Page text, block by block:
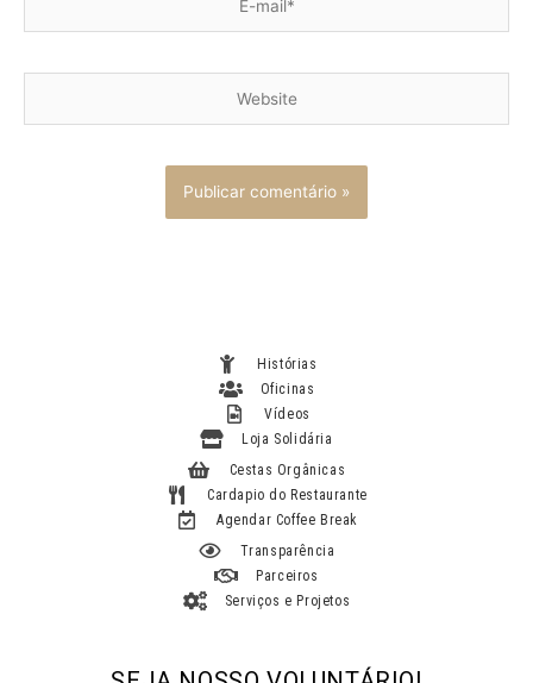
Histórias
Oficinas
Vídeos
Loja Solidária
Cestas Orgânicas
Cardapio do Restaurante
Agendar Coffee Break
Transparência
Parceiros
Serviços e Projetos